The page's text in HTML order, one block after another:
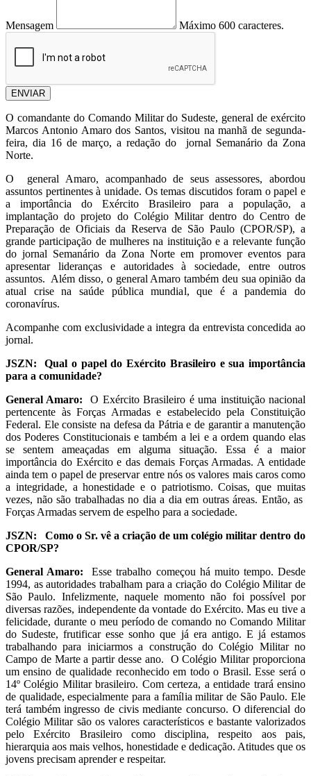
Mensagem Máximo 600 caracteres.
ENVIAR
O comandante do Comando Militar do Sudeste, general de exército
Marcos Antonio Amaro dos Santos, visitou na manhã de segunda-
feira, dia 16 de março, a redação do jornal Semanário da Zona
Norte.
O general Amaro, acompanhado de seus assessores, abordou
assuntos pertinentes à unidade. Os temas discutidos foram o papel e
a importância do Exército Brasileiro para a população, a
implantação do projeto do Colégio Militar dentro do Centro de
Preparação de Oficiais da Reserva de São Paulo (CPOR/SP), a
grande participação de mulheres na instituição e a relevante função
do jornal Semanário da Zona Norte em promover eventos para
apresentar lideranças e autoridades à sociedade, entre outros
assuntos. Além disso, o general Amaro também deu sua opinião da
atual crise na saúde pública mundial, que é a pandemia do
coronavírus.
Acompanhe com exclusividade a integra da entrevista concedida ao
jornal.
JSZN: Qual o papel do Exército Brasileiro e sua importância
para a comunidade?
General Amaro: O Exército Brasileiro é uma instituição nacional
pertencente às Forças Armadas e estabelecido pela Constituição
Federal. Ele consiste na defesa da Pátria e de garantir a manutenção
dos Poderes Constitucionais e também a lei e a ordem quando elas
se sentem ameaçadas em alguma situação. Essa é a maior
importância do Exército e das demais Forças Armadas. A entidade
ainda tem o papel de preservar entre nós os valores mais caros como
a integridade, a honestidade e o patriotismo. Coisas, que muitas
vezes, não são trabalhadas no dia a dia em outras áreas. Então, as
Forças Armadas servem de espelho para a sociedade.
JSZN: Como o Sr. vê a criação de um colégio militar dentro do
CPOR/SP?
General Amaro: Esse trabalho começou há muito tempo. Desde
1994, as autoridades trabalham para a criação do Colégio Militar de
São Paulo. Infelizmente, naquele momento não foi possível por
diversas razões, independente da vontade do Exército. Mas eu tive a
felicidade, durante o meu período de comando no Comando Militar
do Sudeste, frutificar esse sonho que já era antigo. E já estamos
trabalhando para iniciarmos a construção do Colégio Militar no
Campo de Marte a partir desse ano. O Colégio Militar proporciona
um ensino de qualidade reconhecido em todo o Brasil. Esse será o
14º Colégio Militar brasileiro. Com certeza, a entidade trará ensino
de qualidade, especialmente para a família militar de São Paulo. Ele
terá também ingresso de civis mediante concurso. O diferencial do
Colégio Militar são os valores característicos e bastante valorizados
pelo Exército Brasileiro como disciplina, respeito aos pais,
hierarquia aos mais velhos, honestidade e dedicação. Atitudes que os
jovens precisam aprender e respeitar.